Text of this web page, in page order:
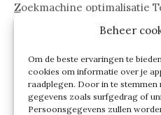
Beheer
Om de beste ervaringen te
cookies om informatie over je
raadplegen. Door in te
gegevens zoals surfgedrag of
Persoonsgegevens zullen
Zoekmachine optimalisatie